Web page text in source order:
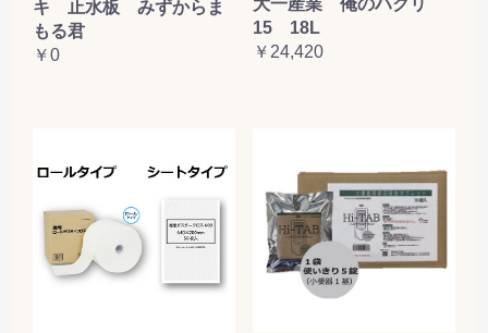
キ 止水板 みずからま
もる君
￥0
15 18L
￥24,420